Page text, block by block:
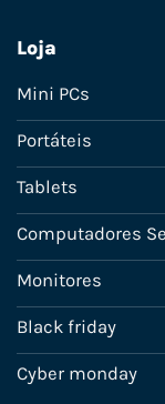
Loja
Mini PCs
Portáteis
Tablets
Computadores
Monitores
Black friday
Cyber monday